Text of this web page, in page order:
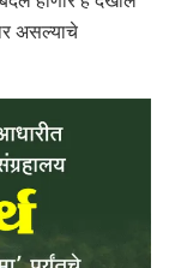
असल्याचे